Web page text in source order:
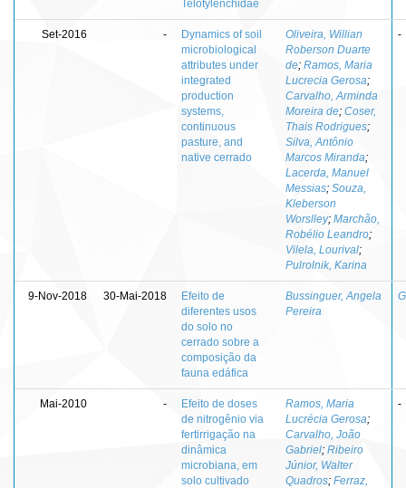
Telotylenchidae
Set-2016 -
Dynamics of soil
microbiological
attributes under
integrated
production
systems,
continuous
pasture, and
native cerrado
Oliveira, Willian
Roberson Duarte
de; Ramos, Maria
Lucrecia Gerosa;
Carvalho, Arminda
Moreira de; Coser,
Thais Rodrigues;
Silva, Antônio
Marcos Miranda;
Lacerda, Manuel
Messias; Souza,
Kleberson
Worslley; Marchão,
Robélio Leandro;
Vilela, Lourival;
Pulrolnik, Karina
-
9-Nov-2018 30-Mai-2018
Efeito de
diferentes usos
do solo no
cerrado sobre a
composição da
fauna edáfica
Bussinguer, Angela
Pereira
Mai-2010 -
Efeito de doses
de nitrogênio via
fertirrigação na
dinâmica
microbiana, em
solo cultivado
Ramos, Maria
Lucrécia Gerosa;
Carvalho, João
Gabriel; Ribeiro
Júnior, Walter
Quadros; Ferraz,
-